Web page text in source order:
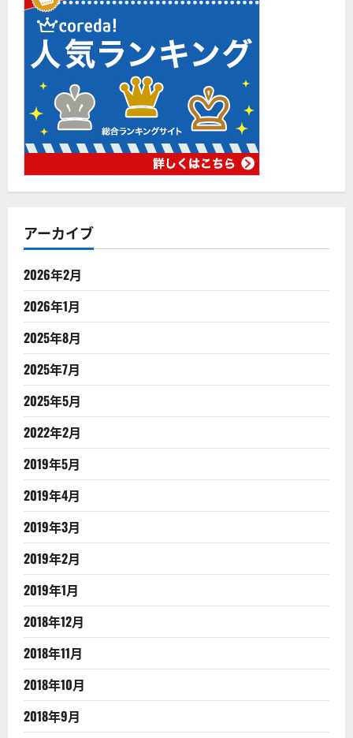
アーカイブ
2026年2月
2026年1月
2025年8月
2025年7月
2025年5月
2022年2月
2019年5月
2019年4月
2019年3月
2019年2月
2019年1月
2018年12月
2018年11月
2018年10月
2018年9月